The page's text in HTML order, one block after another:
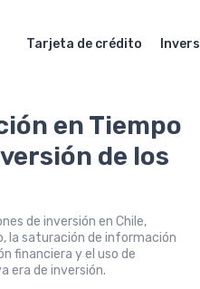
Tarjeta de crédito
en Tiempo
de los
de inversión en Chile,
la saturación de información
financiera y el uso de
era de inversión.